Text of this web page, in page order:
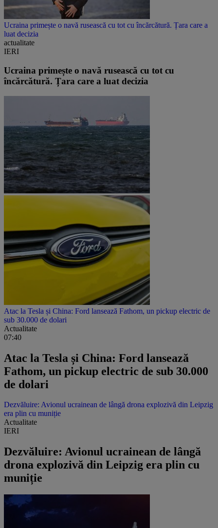
Ucraina primește o navă rusească cu tot cu încărcătură. Țara care a
luat decizia
actualitate
IERI
Ucraina primește o navă rusească cu tot cu
încărcătură. Țara care a luat decizia
Atac la Tesla și China: Ford lansează Fathom, un pickup electric de
sub 30.000 de dolari
Actualitate
07:40
Atac la Tesla și China: Ford lansează
Fathom, un pickup electric de sub 30.000
de dolari
Dezvăluire: Avionul ucrainean de lângă drona explozivă din Leipzig
era plin cu muniție
Actualitate
IERI
Dezvăluire: Avionul ucrainean de lângă
drona explozivă din Leipzig era plin cu
muniție